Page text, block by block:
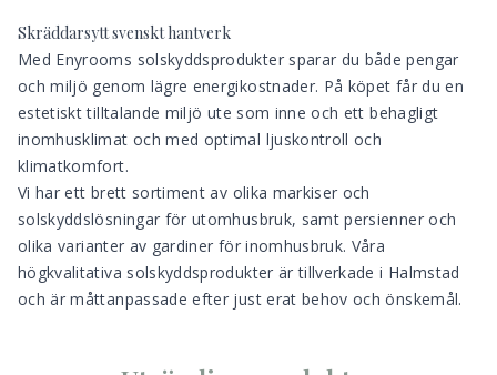
Skräddarsytt svenskt hantverk
Med Enyrooms solskyddsprodukter sparar du både pengar
och miljö genom lägre energikostnader. På köpet får du en
estetiskt tilltalande miljö ute som inne och ett behagligt
inomhusklimat och med optimal ljuskontroll och
klimatkomfort.
Vi har ett brett sortiment av olika markiser och
solskyddslösningar för utomhusbruk, samt persienner och
olika varianter av gardiner för inomhusbruk. Våra
högkvalitativa solskyddsprodukter är tillverkade i Halmstad
och är måttanpassade efter just erat behov och önskemål.